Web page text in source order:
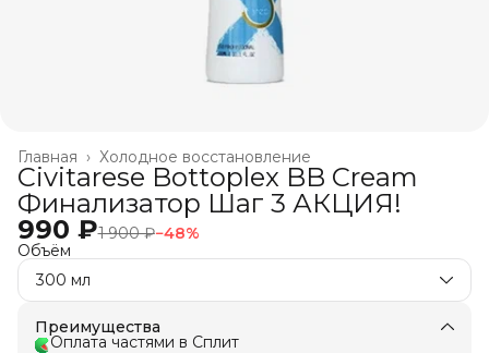
Холодное восстановление
Главная ›
Civitarese Bottoplex BB Cream
Финализатор Шаг 3 АКЦИЯ!
990 ₽1 900 ₽−48%
Объём
300 мл
Преимущества
Оплата частями в Сплит